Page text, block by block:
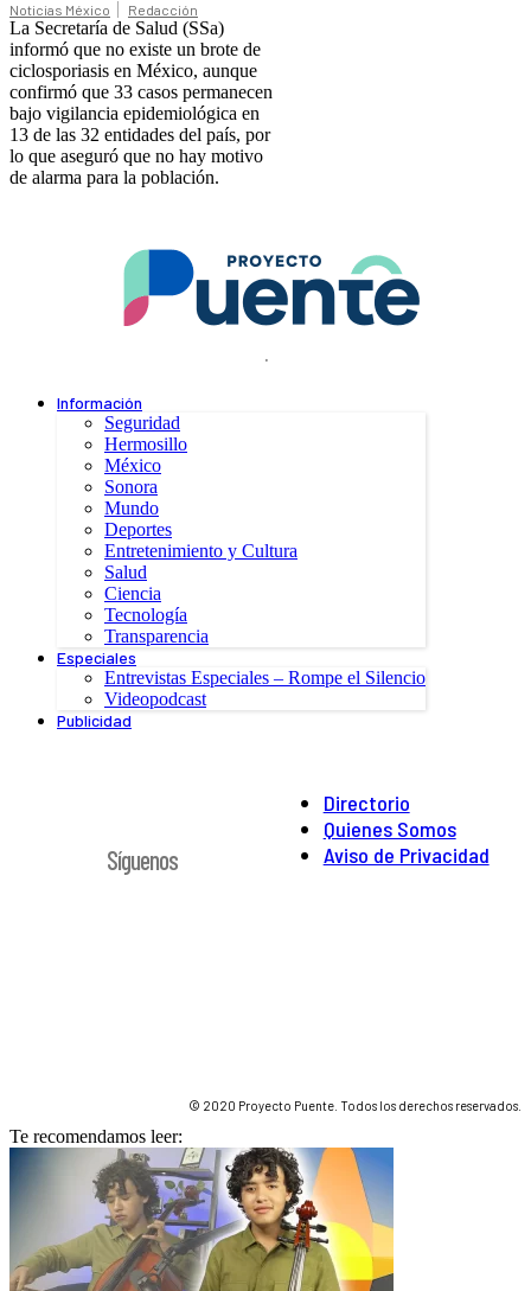
Noticias México Redacción
La Secretaría de Salud (SSa)
informó que no existe un brote de
ciclosporiasis en México, aunque
confirmó que 33 casos permanecen
bajo vigilancia epidemiológica en
13 de las 32 entidades del país, por
lo que aseguró que no hay motivo
de alarma para la población.
.
Información
Seguridad
Hermosillo
México
Sonora
Mundo
Deportes
Entretenimiento y Cultura
Salud
Ciencia
Tecnología
Transparencia
Especiales
Entrevistas Especiales – Rompe el Silencio
Videopodcast
Publicidad
Directorio
Quienes Somos
Aviso de Privacidad
Síguenos
© 2020 Proyecto Puente. Todos los derechos reservados.
Te recomendamos leer: